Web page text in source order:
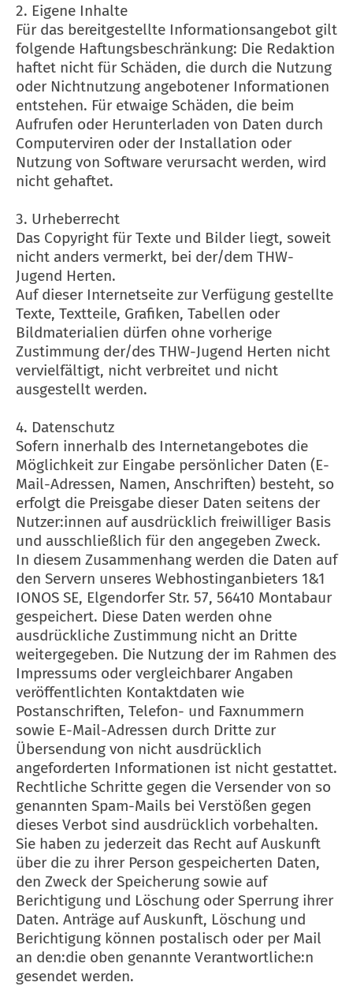
2. Eigene Inhalte
Für das bereitgestellte Informationsangebot gilt
folgende Haftungsbeschränkung: Die Redaktion
haftet nicht für Schäden, die durch die Nutzung
oder Nichtnutzung angebotener Informationen
entstehen. Für etwaige Schäden, die beim
Aufrufen oder Herunterladen von Daten durch
Computerviren oder der Installation oder
Nutzung von Software verursacht werden, wird
nicht gehaftet.
3. Urheberrecht
Das Copyright für Texte und Bilder liegt, soweit
nicht anders vermerkt, bei der/dem THW-
Jugend Herten.
Auf dieser Internetseite zur Verfügung gestellte
Texte, Textteile, Grafiken, Tabellen oder
Bildmaterialien dürfen ohne vorherige
Zustimmung der/des THW-Jugend Herten nicht
vervielfältigt, nicht verbreitet und nicht
ausgestellt werden.
4. Datenschutz
Sofern innerhalb des Internetangebotes die
Möglichkeit zur Eingabe persönlicher Daten (E-
Mail-Adressen, Namen, Anschriften) besteht, so
erfolgt die Preisgabe dieser Daten seitens der
Nutzer:innen auf ausdrücklich freiwilliger Basis
und ausschließlich für den angegeben Zweck.
In diesem Zusammenhang werden die Daten auf
den Servern unseres Webhostinganbieters 1&1
IONOS SE, Elgendorfer Str. 57, 56410 Montabaur
gespeichert. Diese Daten werden ohne
ausdrückliche Zustimmung nicht an Dritte
weitergegeben. Die Nutzung der im Rahmen des
Impressums oder vergleichbarer Angaben
veröffentlichten Kontaktdaten wie
Postanschriften, Telefon- und Faxnummern
sowie E-Mail-Adressen durch Dritte zur
Übersendung von nicht ausdrücklich
angeforderten Informationen ist nicht gestattet.
Rechtliche Schritte gegen die Versender von so
genannten Spam-Mails bei Verstößen gegen
dieses Verbot sind ausdrücklich vorbehalten.
Sie haben zu jederzeit das Recht auf Auskunft
über die zu ihrer Person gespeicherten Daten,
den Zweck der Speicherung sowie auf
Berichtigung und Löschung oder Sperrung ihrer
Daten. Anträge auf Auskunft, Löschung und
Berichtigung können postalisch oder per Mail
an den:die oben genannte Verantwortliche:n
gesendet werden.